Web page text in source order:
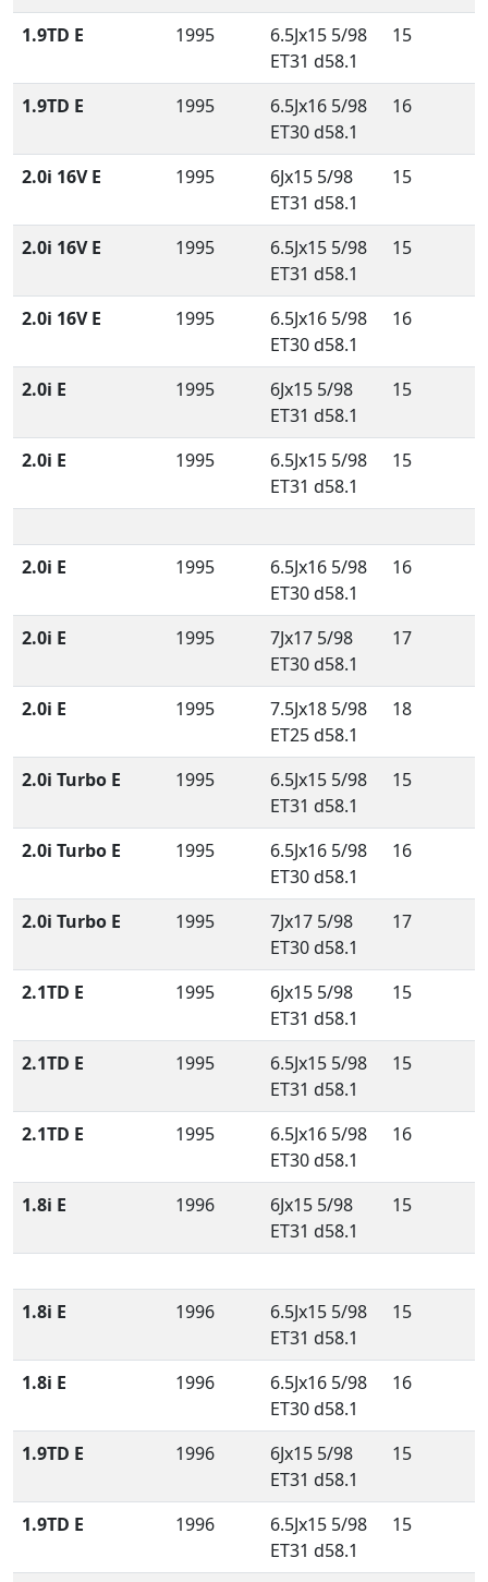
1.9TD E
1995
6.5Jx15 5/98
ET31 d58.1
15
1.9TD E 1995
6.5Jx16 5/98
ET30 d58.1
16
2.0i 16V E 1995
6Jx15 5/98
ET31 d58.1
15
2.0i 16V E 1995
6.5Jx15 5/98
ET31 d58.1
15
2.0i 16V E 1995
6.5Jx16 5/98
ET30 d58.1
16
2.0i E 1995
6Jx15 5/98
ET31 d58.1
15
2.0i E 1995
6.5Jx15 5/98
ET31 d58.1
15
2.0i E 1995
6.5Jx16 5/98
ET30 d58.1
16
2.0i E 1995
7Jx17 5/98
ET30 d58.1
17
2.0i E 1995
7.5Jx18 5/98
ET25 d58.1
18
2.0i Turbo E 1995
6.5Jx15 5/98
ET31 d58.1
15
2.0i Turbo E 1995
6.5Jx16 5/98
ET30 d58.1
16
2.0i Turbo E 1995
7Jx17 5/98
ET30 d58.1
17
2.1TD E 1995
6Jx15 5/98
ET31 d58.1
15
2.1TD E 1995
6.5Jx15 5/98
ET31 d58.1
15
2.1TD E 1995
6.5Jx16 5/98
ET30 d58.1
16
1.8i E 1996
6Jx15 5/98
ET31 d58.1
15
1.8i E 1996
6.5Jx15 5/98
ET31 d58.1
15
1.8i E 1996
6.5Jx16 5/98
ET30 d58.1
16
1.9TD E 1996
6Jx15 5/98
ET31 d58.1
15
1.9TD E 1996
6.5Jx15 5/98
ET31 d58.1
15